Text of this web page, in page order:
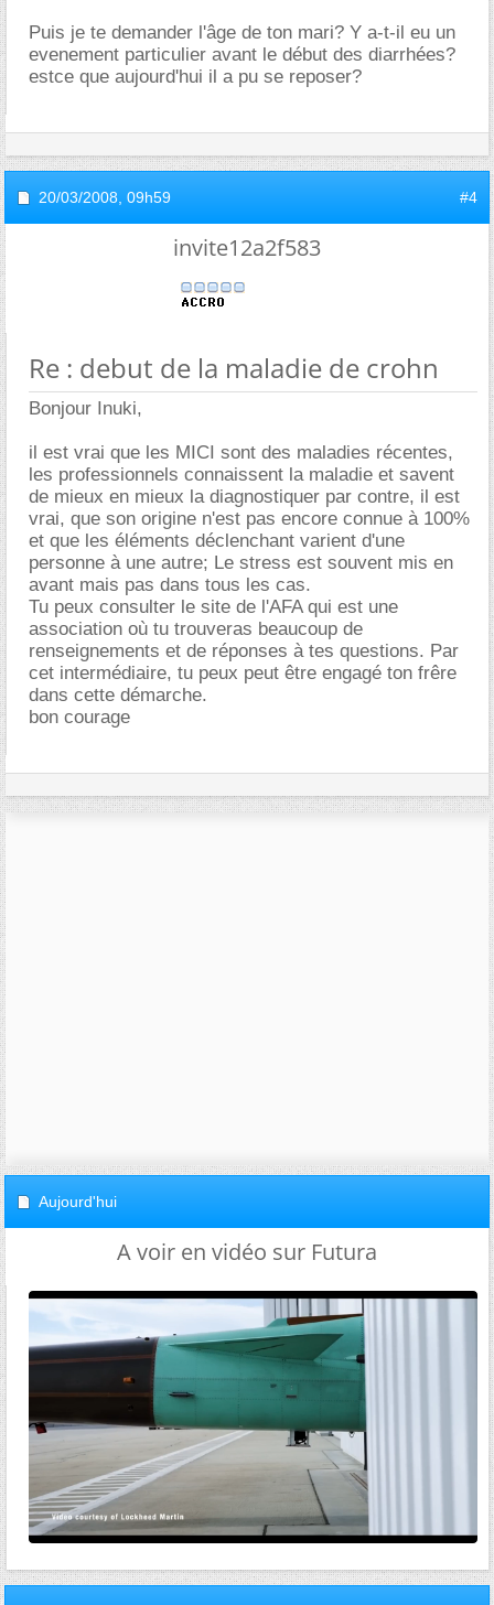
Puis je te demander l'âge de ton mari? Y a-t-il eu un
evenement particulier avant le début des diarrhées?
estce que aujourd'hui il a pu se reposer?
20/03/2008, 09h59 #4
invite12a2f583
Re : debut de la maladie de crohn
Bonjour Inuki,
il est vrai que les MICI sont des maladies récentes,
les professionnels connaissent la maladie et savent
de mieux en mieux la diagnostiquer par contre, il est
vrai, que son origine n'est pas encore connue à 100%
et que les éléments déclenchant varient d'une
personne à une autre; Le stress est souvent mis en
avant mais pas dans tous les cas.
Tu peux consulter le site de l'AFA qui est une
association où tu trouveras beaucoup de
renseignements et de réponses à tes questions. Par
cet intermédiaire, tu peux peut être engagé ton frêre
dans cette démarche.
bon courage
Aujourd'hui
A voir en vidéo sur Futura